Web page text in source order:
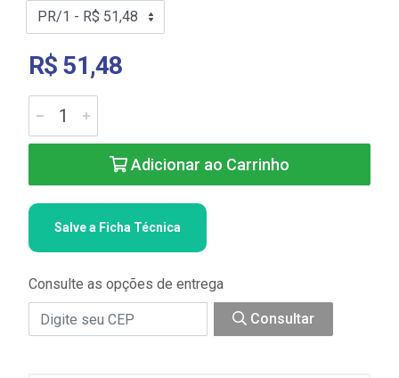
R$ 51,48
Adicionar ao Carrinho
Salve a Ficha Técnica
Consulte as opções de entrega
Consultar